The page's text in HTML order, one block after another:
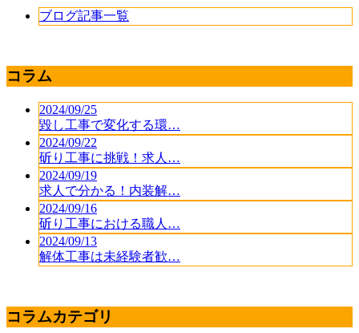
ブログ記事一覧
コラム
2024/09/25
毀し工事で変化する環…
2024/09/22
斫り工事に挑戦！求人…
2024/09/19
求人で分かる！内装解…
2024/09/16
斫り工事における職人…
2024/09/13
解体工事は未経験者歓…
コラムカテゴリ